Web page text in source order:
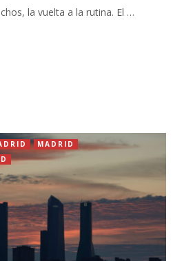
la vuelta a la rutina. El …
MADRID